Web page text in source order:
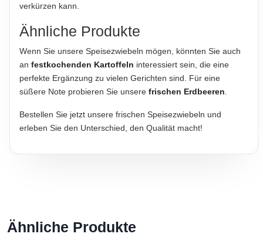
verkürzen kann.
Ähnliche Produkte
Wenn Sie unsere Speisezwiebeln mögen, könnten Sie auch
an festkochenden Kartoffeln interessiert sein, die eine
perfekte Ergänzung zu vielen Gerichten sind. Für eine
süßere Note probieren Sie unsere frischen Erdbeeren
Bestellen Sie jetzt unsere frischen Speisezwiebeln und
erleben Sie den Unterschied, den Qualität macht!
Ähnliche Produkte